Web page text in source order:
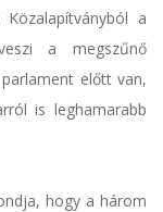
a
a megszűnő
előtt van,
is leghamarabb
hogy a három